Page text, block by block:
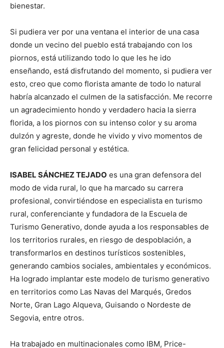
bienestar.
Si pudiera ver por una ventana el interior de una casa
donde un vecino del pueblo está trabajando con los
piornos, está utilizando todo lo que les he ido
enseñando, está disfrutando del momento, si pudiera ver
esto, creo que como florista amante de todo lo natural
habría alcanzado el culmen de la satisfacción. Me recorre
un agradecimiento hondo y verdadero hacia la sierra
florida, a los piornos con su intenso color y su aroma
dulzón y agreste, donde he vivido y vivo momentos de
gran felicidad personal y estética.
ISABEL SÁNCHEZ TEJADO es una gran defensora del
modo de vida rural, lo que ha marcado su carrera
profesional, convirtiéndose en especialista en turismo
rural, conferenciante y fundadora de la Escuela de
Turismo Generativo, donde ayuda a los responsables de
los territorios rurales, en riesgo de despoblación, a
transformarlos en destinos turísticos sostenibles,
generando cambios sociales, ambientales y económicos.
Ha logrado implantar este modelo de turismo generativo
en territorios como Las Navas del Marqués, Gredos
Norte, Gran Lago Alqueva, Guisando o Nordeste de
Segovia, entre otros.
Ha trabajado en multinacionales como IBM, Price-